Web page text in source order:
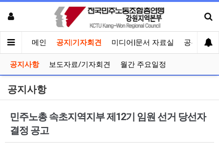
메인 공지|기자회견 미디어|문서 자료실 공유게시
공지사항 보도자료/기자회견 월간 주요일정
공지사항
민주노총 속초지역지부 제12기 임원 선거 당선자
결정 공고